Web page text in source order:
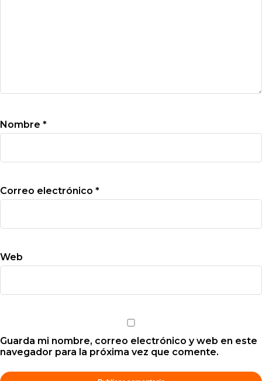
Nombre *
Correo electrónico *
Web
Guarda mi nombre, correo electrónico y web en este
navegador para la próxima vez que comente.